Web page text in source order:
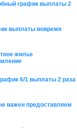
график выплаты 2
выплаты вовремя
жилье
6/1 выплаты 2 раза
важен предоставляем